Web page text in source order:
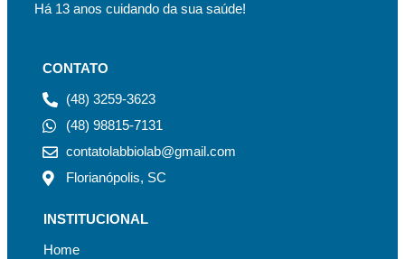
Há 13 anos cuidando da sua saúde!
CONTATO
(48) 3259-3623
(48) 98815-7131
contatolabbiolab@gmail.com
Florianópolis, SC
INSTITUCIONAL
Home